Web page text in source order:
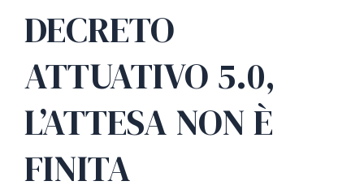
DECRETO
ATTUATIVO 5.0,
L’ATTESA NON È
FINITA